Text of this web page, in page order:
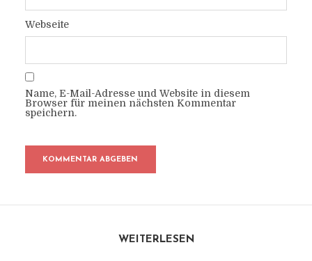
Webseite
Name, E-Mail-Adresse und Website in diesem
Browser für meinen nächsten Kommentar
speichern.
WEITERLESEN